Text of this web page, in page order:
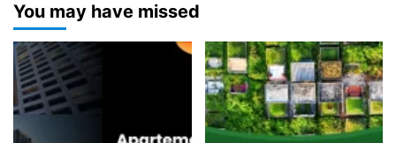
You may have missed